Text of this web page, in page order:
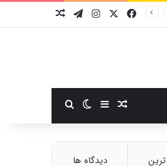
فیسبوکایکس اینستاگرام
تلگرام
نوشته تصادفی
سایدبارتغییر پوسته
ترین دیدگاه ها